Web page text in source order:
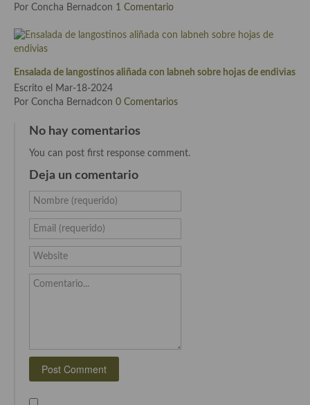
Cocina Austriaca
Cocina Belga
Cocina Britanica
Cocina de la Republica Checa
Cocina de Polonia
Cocina de Ucrania
Cocina Eslovena
Cocina Francesa
Cocina Griega
Cocina Irlanda
Cocina Italiana
Por Concha Bernadcon 1 Comentario
Ensalada de langostinos aliñada con labneh sobre hojas de endivias
Escrito el Mar-18-2024
Por Concha Bernadcon 0 Comentarios
No hay comentarios
You can post first response comment.
Deja un comentario
Nombre (requerido)
Email (requerido)
Website
Comentario...